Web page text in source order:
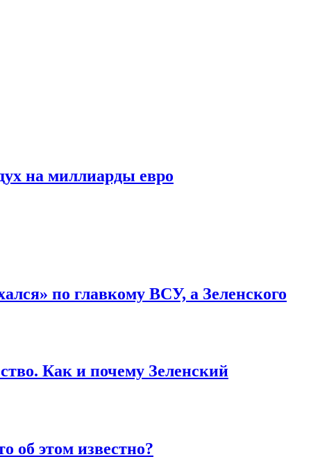
на миллиарды евро
по главкому ВСУ, а Зеленского
Как и почему Зеленский
об этом известно?